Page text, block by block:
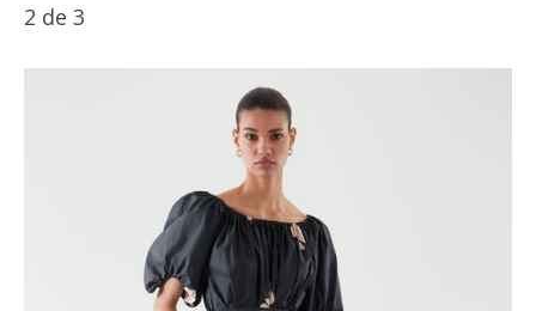
2 de 3